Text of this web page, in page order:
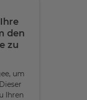
den
zu
um
Ihren